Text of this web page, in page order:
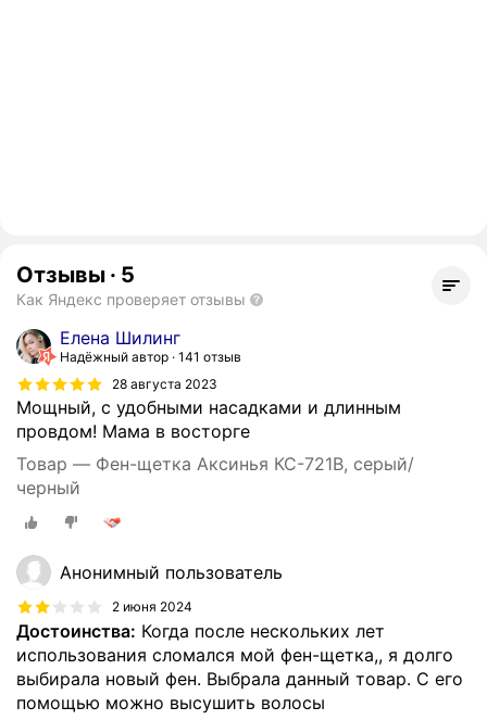
Отзывы · 5
Как Яндекс проверяет отзывы
Елена Шилинг
Надёжный автор 141 отзыв
28 августа 2023
Мощный, с удобными насадками и длинным
провдом! Мама в восторге
Товар — Фен-щетка Аксинья КС-721В, серый/
черный
Анонимный пользователь
2 июня 2024
Достоинства: Когда после нескольких лет
использования сломался мой фен-щетка,, я долго
выбирала новый фен. Выбрала данный товар. С его
помощью можно высушить волосы